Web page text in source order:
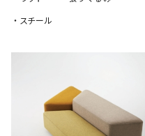
・スチール